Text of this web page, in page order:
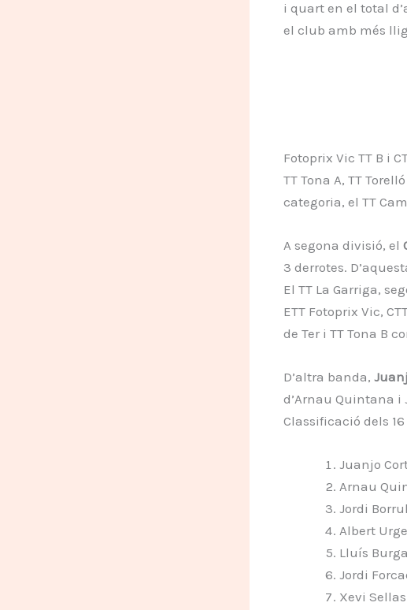
i quart en el total
el club amb més
Fotoprix Vic TT B i
TT Tona A, TT
categoria, el TT
A segona divisió, el
3 derrotes.
El TT La Garriga,
ETT Fotoprix Vic,
de Ter i TT Tona B
D’altra banda,
d’Arnau Quintana i
Classificació dels
Juanjo
Arnau
Jordi
Albert
Lluís
Jordi
Xevi Sellas